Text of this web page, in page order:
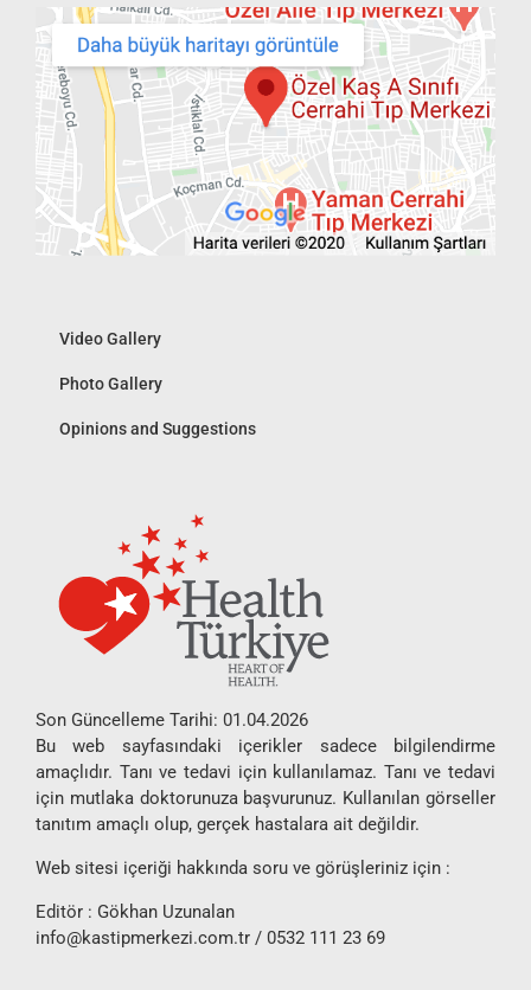
Video Gallery
Photo Gallery
Opinions and Suggestions
Son Güncelleme Tarihi: 01.04.2026
Bu web sayfasındaki içerikler sadece bilgilendirme
amaçlıdır. Tanı ve tedavi için kullanılamaz. Tanı ve tedavi
için mutlaka doktorunuza başvurunuz. Kullanılan görseller
tanıtım amaçlı olup, gerçek hastalara ait değildir.
Web sitesi içeriği hakkında soru ve görüşleriniz için :
Editör : Gökhan Uzunalan
info@kastipmerkezi.com.tr / 0532 111 23 69